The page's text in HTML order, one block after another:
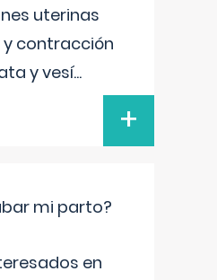
uterinas
y contracción
y vesí...
+
mi parto?
en